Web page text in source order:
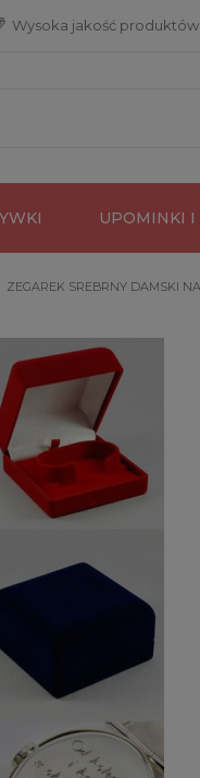
Wysoka jakość produktów
UPOMINKI I
ZEGAREK SREBRNY DAMSKI